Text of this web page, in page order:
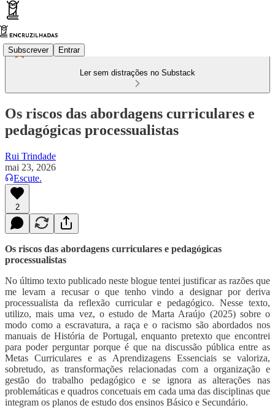
Subscrever Entrar
Ler sem distrações no Substack
Os riscos das abordagens curriculares e
pedagógicas processualistas
Rui Trindade
mai 23, 2026
Escute.
2
Os riscos das abordagens curriculares e pedagógicas
processualistas
No último texto publicado neste blogue tentei justificar as razões que
me levam a recusar o que tenho vindo a designar por deriva
processualista da reflexão curricular e pedagógico. Nesse texto,
utilizo, mais uma vez, o estudo de Marta Araújo (2025) sobre o
modo como a escravatura, a raça e o racismo são abordados nos
manuais de História de Portugal, enquanto pretexto que encontrei
para poder perguntar porque é que na discussão pública entre as
Metas Curriculares e as Aprendizagens Essenciais se valoriza,
sobretudo, as transformações relacionadas com a organização e
gestão do trabalho pedagógico e se ignora as alterações nas
problemáticas e quadros concetuais em cada uma das disciplinas que
integram os planos de estudo dos ensinos Básico e Secundário.